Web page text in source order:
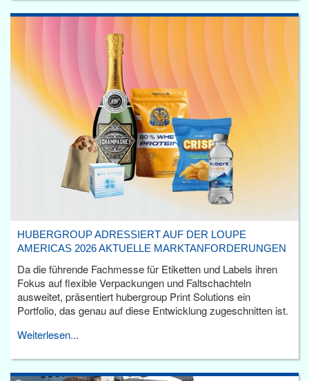
HUBERGROUP ADRESSIERT AUF DER LOUPE
AMERICAS 2026 AKTUELLE MARKTANFORDERUNGEN
Da die führende Fachmesse für Etiketten und Labels ihren
Fokus auf flexible Verpackungen und Faltschachteln
ausweitet, präsentiert hubergroup Print Solutions ein
Portfolio, das genau auf diese Entwicklung zugeschnitten ist.
Weiterlesen...